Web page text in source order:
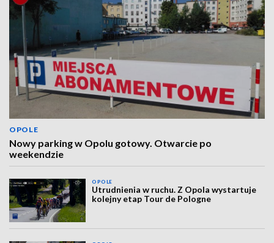
OPOLE
Nowy parking w Opolu gotowy. Otwarcie po
weekendzie
OPOLE
Utrudnienia w ruchu. Z Opola wystartuje
kolejny etap Tour de Pologne